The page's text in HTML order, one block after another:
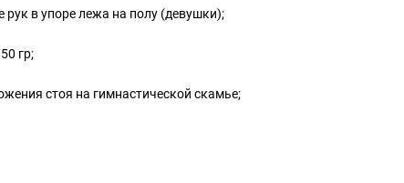
рук в упоре лежа на полу (девушки);
гр;
стоя на гимнастической скамье;